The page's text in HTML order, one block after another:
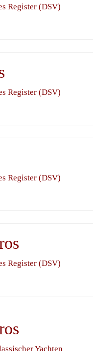
Register (DSV)
Register (DSV)
Register (DSV)
Register (DSV)
Yachten